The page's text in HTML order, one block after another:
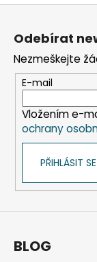
Z
Odebírat
Nezmeškejte
E-mail
Vložením e-
ochrany
PŘIHLÁSIT SE
BLOG